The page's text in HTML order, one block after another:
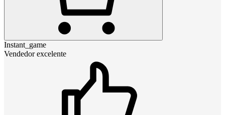
Instant_game
Vendedor excelente